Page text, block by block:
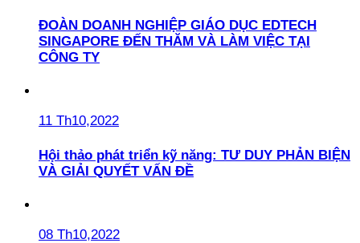
ĐOÀN DOANH NGHIỆP GIÁO DỤC EDTECH
SINGAPORE ĐẾN THĂM VÀ LÀM VIỆC TẠI
CÔNG TY
11 Th10,2022
Hội thảo phát triển kỹ năng: TƯ DUY PHẢN BIỆN
VÀ GIẢI QUYẾT VẤN ĐỀ
08 Th10,2022